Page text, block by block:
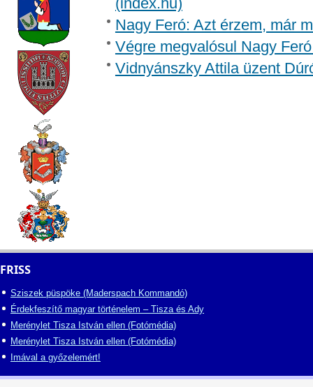
Nagy Feró: Azt érzem, már
Végre megvalósul Nagy
Vidnyánszky Attila üzent
FRISS
Sziszek püspöke (Maderspach Kommandó)
Érdekfeszítő magyar történelem – Tisza és Ady
Merénylet Tisza István ellen (Fotómédia)
Merénylet Tisza István ellen (Fotómédia)
Imával a győzelemért!